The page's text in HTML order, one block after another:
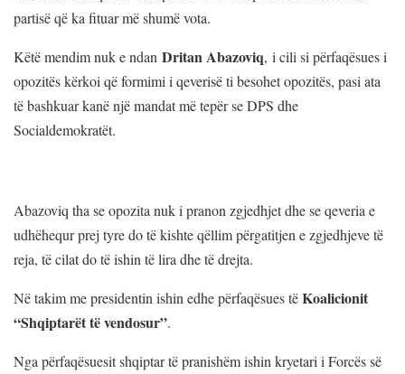
partisë që ka fituar më shumë vota.
Këtë mendim nuk e ndan Dritan Abazoviq, i cili si përfaqësues i
opozitës kërkoi që formimi i qeverisë ti besohet opozitës, pasi ata
të bashkuar kanë një mandat më tepër se DPS dhe
Socialdemokratët.
Abazoviq tha se opozita nuk i pranon zgjedhjet dhe se qeveria e
udhëhequr prej tyre do të kishte qëllim përgatitjen e zgjedhjeve të
reja, të cilat do të ishin të lira dhe të drejta.
Në takim me presidentin ishin edhe përfaqësues tëKoalicionit
“Shqiptarët të vendosur”.
Nga përfaqësuesit shqiptar të pranishëm ishin kryetari i Forcës së